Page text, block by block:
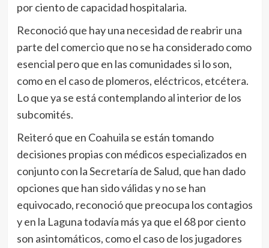
por ciento de capacidad hospitalaria.
Reconoció que hay una necesidad de reabrir una
parte del comercio que no se ha considerado como
esencial pero que en las comunidades si lo son,
como en el caso de plomeros, eléctricos, etcétera.
Lo que ya se está contemplando al interior de los
subcomités.
Reiteró que en Coahuila se están tomando
decisiones propias con médicos especializados en
conjunto con la Secretaría de Salud, que han dado
opciones que han sido válidas y no se han
equivocado, reconoció que preocupa los contagios
y en la Laguna todavía más ya que el 68 por ciento
son asintomáticos, como el caso de los jugadores